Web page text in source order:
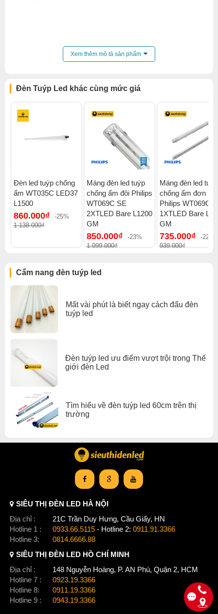
Xem thêm: Đèn Tuýp Led bộ đèn
,
Đèn Tuýp Led nhà ở,Đèn Tuýp Led văn phòng
Xem thêm mô tả sản phẩm
Đèn Tuýp Led khác cùng mức giá
Đèn led tuýp chống
ẩm WT035C LED37
L1500
860.000₫
-25%
1.138.000₫
Máng đèn led tuýp
chống ẩm đôi Philips
WT069C SE
2XTLED Bare L1200
GM
850.000₫
-23%
1.099.000₫
Máng đèn led tuýp
chống ẩm đơn
Philips WT069C
1XTLED Bare
GM
735.000₫
-22%
939.000₫
Cẩm nang đèn tuýp led
Mất vài phút là biết ngay cách đấu đèn
tuýp led
Đèn tuýp led ưu điểm vượt trội trong Thế
giới đèn Led
Tìm hiểu về đèn tuýp led 60cm trên thị
trường
SIÊU THỊ ĐÈN LED HÀ NỘI
Địa chỉ :
21C Trần Duy Hưng, Cầu Giấy, HN
Hotline 1 :
0933.66.5115 - Hotline 2: 0911.91.3366
Hotline 3:
0814.6666.88
SIÊU THỊ ĐÈN LED HỒ CHÍ MINH
Địa chỉ :
148 Nguyễn Hoàng, P. AN Phú, Quận 2, HCM
Hotline 7 :
0923.19.3366
Hotline 8:
0911.19.3366
Hotline 9 :
0943.19.3366